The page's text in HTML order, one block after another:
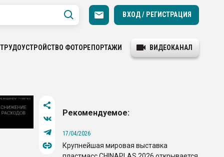
ВХОД / РЕГИСТРАЦИЯ
ТРУДОУСТРОЙСТВО ФОТОРЕПОРТАЖИ ВИДЕОКАНАЛ
Рекомендуемое:
17/04/2026
Крупнейшая мировая выставка